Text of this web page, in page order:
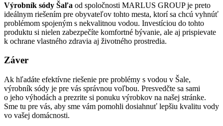
Výrobník sódy Šaľa od spoločnosti MARLUS GROUP je preto
ideálnym riešením pre obyvateľov tohto mesta, ktorí sa chcú vyhnúť
problémom spojeným s nekvalitnou vodou. Investíciou do tohto
produktu si nielen zabezpečíte komfortné bývanie, ale aj prispievate
k ochrane vlastného zdravia aj životného prostredia.
Záver
Ak hľadáte efektívne riešenie pre problémy s vodou v Šale,
výrobník sódy je pre vás správnou voľbou. Presvedčte sa sami
o jeho výhodách a prezrite si ponuku výrobkov na našej stránke.
Sme tu pre vás, aby sme vám pomohli dosiahnuť lepšiu kvalitu vody
vo vašej domácnosti.